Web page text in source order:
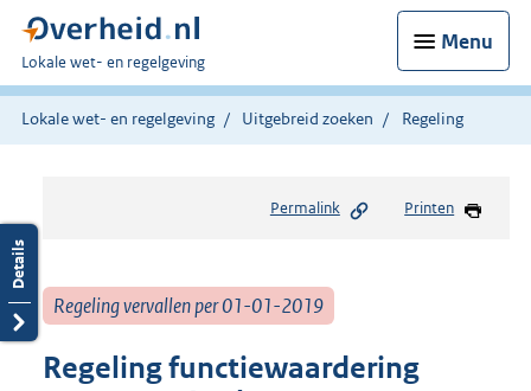
Menu
U
bent
hier:
Lokale wet- en regelgeving
Lokale wet- en regelgeving Uitgebreid zoeken Regeling
Permalink Printen
Regeling vervallen per 01-01-2019
Regeling functiewaardering